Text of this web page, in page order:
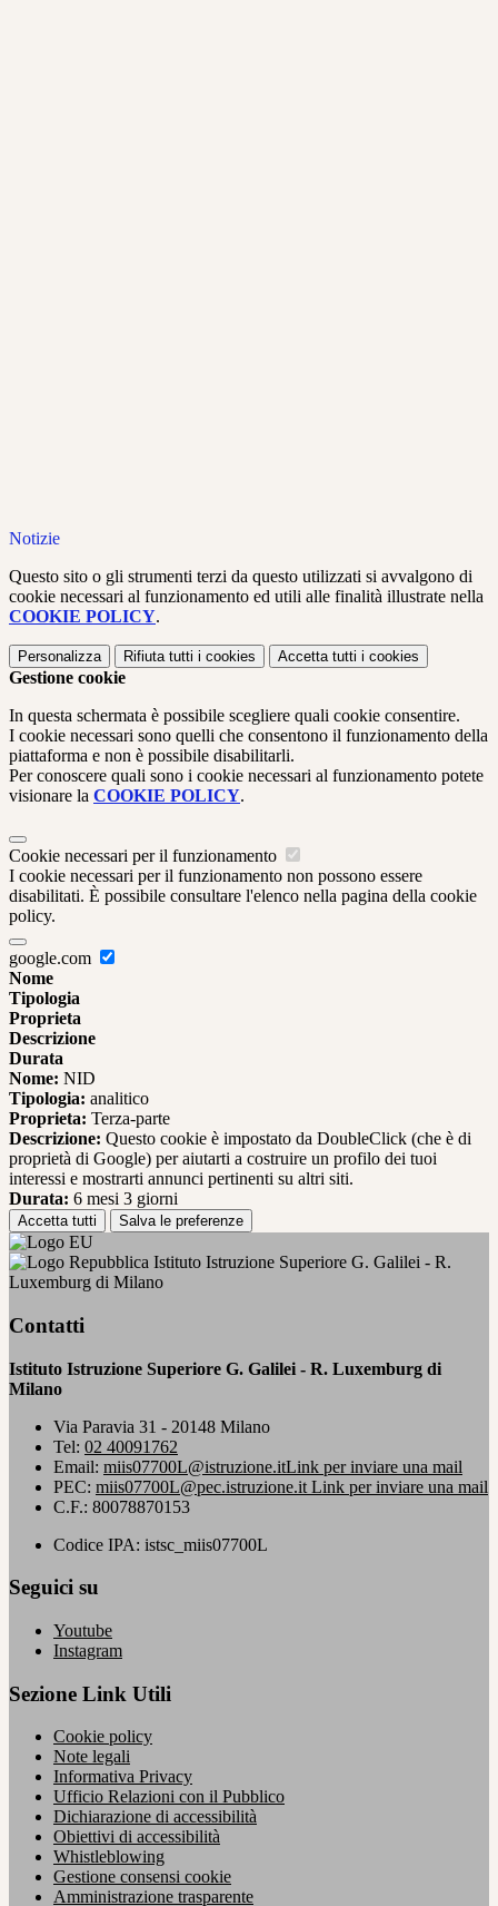
Notizie
Questo sito o gli strumenti terzi da questo utilizzati si avvalgono di
cookie necessari al funzionamento ed utili alle finalità illustrate nella
COOKIE POLICY.
Personalizza Rifiuta tutti i cookies Accetta tutti i cookies
Gestione cookie
In questa schermata è possibile scegliere quali cookie consentire.
I cookie necessari sono quelli che consentono il funzionamento della
piattaforma e non è possibile disabilitarli.
Per conoscere quali sono i cookie necessari al funzionamento potete
visionare la COOKIE POLICY.
Cookie necessari per il funzionamento
I cookie necessari per il funzionamento non possono essere
disabilitati. È possibile consultare l'elenco nella pagina della cookie
policy.
google.com
Nome
Tipologia
Proprieta
Descrizione
Durata
Nome: NID
Tipologia: analitico
Proprieta: Terza-parte
Descrizione: Questo cookie è impostato da DoubleClick (che è di
proprietà di Google) per aiutarti a costruire un profilo dei tuoi
interessi e mostrarti annunci pertinenti su altri siti.
Durata: 6 mesi 3 giorni
Accetta tutti Salva le preferenze
Istituto Istruzione Superiore G. Galilei - R.
Luxemburg di Milano
Contatti
Istituto Istruzione Superiore G. Galilei - R. Luxemburg di
Milano
Via Paravia 31 - 20148 Milano
Tel: 02 40091762
Email: miis07700L@istruzione.itLink per inviare una mail
PEC: miis07700L@pec.istruzione.it Link per inviare una mail
C.F.: 80078870153
Codice IPA: istsc_miis07700L
Seguici su
Youtube
Instagram
Sezione Link Utili
Cookie policy
Note legali
Informativa Privacy
Ufficio Relazioni con il Pubblico
Dichiarazione di accessibilità
Obiettivi di accessibilità
Whistleblowing
Gestione consensi cookie
Amministrazione trasparente